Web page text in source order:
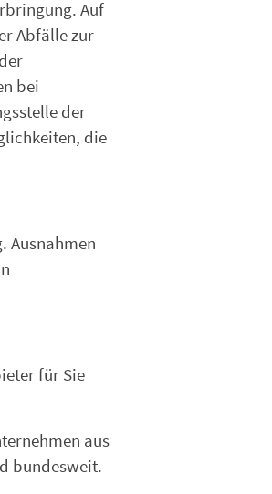
Auf
Abfälle zur
bei
der
die
Ausnahmen
für Sie
aus
bundesweit.